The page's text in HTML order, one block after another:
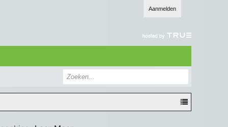
Aanmelden